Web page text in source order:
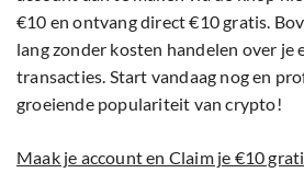
€10 en ontvang direct €10 gratis.
lang zonder kosten handelen over je
transacties. Start vandaag nog en
groeiende populariteit van crypto!
Maak je account en Claim je €10